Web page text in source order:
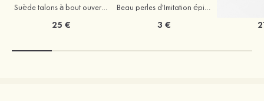
Suède talons à bout ouvert sandales talon bottier chaussures pour les soirées
25 €
Beau perles d'Imitation épingles à cheveux coiffe
3 €